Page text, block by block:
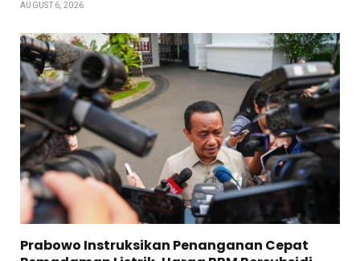
AUGUST 6, 2026
Prabowo Instruksikan Penanganan Cepat